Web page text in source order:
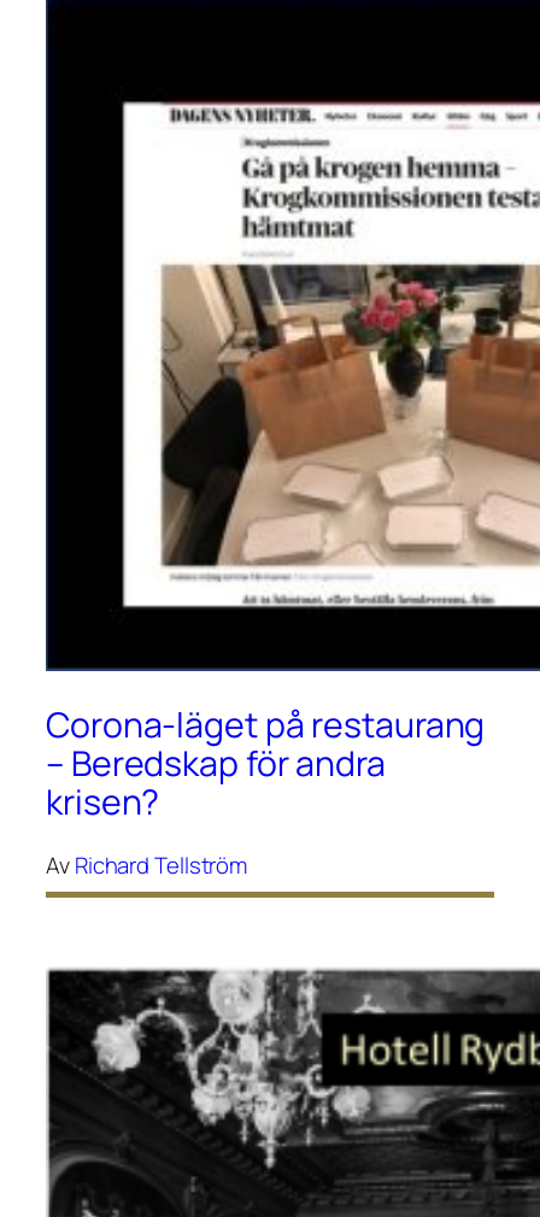
Corona-läget på restaurang
– Beredskap för andra
krisen?
AvRichard Tellström